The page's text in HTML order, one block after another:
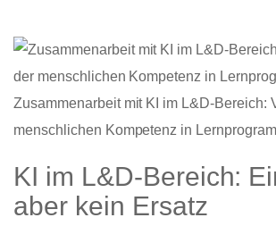
Zusammenarbeit mit KI im L&D-Bereich:
menschlichen Kompetenz in
KI im L&D-Bereich:
aber kein Ersatz